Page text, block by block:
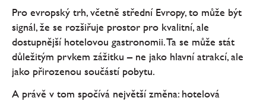
Pro evropský trh, včetně střední Evropy, to může být
signál, že se rozšiřuje prostor pro kvalitní, ale
dostupnější hotelovou gastronomii. Ta se může stát
důležitým prvkem zážitku – ne jako hlavní atrakcí, ale
jako přirozenou součástí pobytu.
A právě v tom spočívá největší změna: hotelová